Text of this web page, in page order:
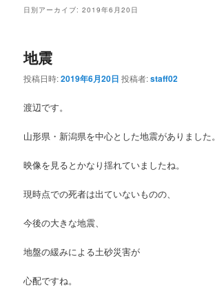
日別アーカイブ:2019年6月20日
地震
投稿日時:2019年6月20日 投稿者:staff02
渡辺です。
山形県・新潟県を中心とした地震がありました。
映像を見るとかなり揺れていましたね。
現時点での死者は出ていないものの、
今後の大きな地震、
地盤の緩みによる土砂災害が
心配ですね。